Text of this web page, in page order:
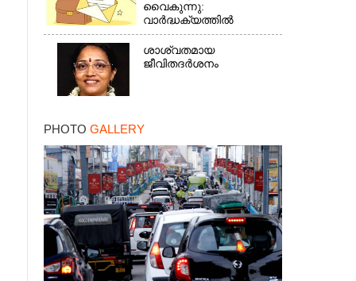
വൈകുന്നു:
വാർദ്ധക്യത്തിൽ
പെൻഷൻകാർ
ബുദ്ധിമുട്ടിൽ*(കത്ത്)
ശാശ്വതമായ
ജീവിതദർശനം
PHOTO GALLERY